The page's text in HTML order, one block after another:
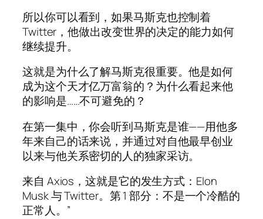
所以你可以看到，如果马斯克也控制着
Twitter，他做出改变世界的决定的能力如何
继续提升。
这就是为什么了解马斯克很重要。他是如何
成为这个天才亿万富翁的？为什么看起来他
的影响是……不可避免的？
在第一集中，你会听到马斯克是谁——用他多
年来自己的话来说，并通过对自他最早创业
以来与他关系密切的人的独家采访。
来自 Axios，这就是它的发生方式：Elon
Musk 与 Twitter。第 1 部分：不是一个冷酷的
正常人。”